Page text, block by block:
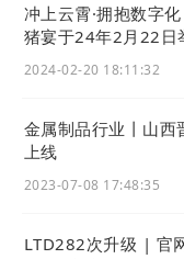
冲上云霄·拥抱数字
猪宴于24年2月22日
2024-02-20 18:11:32
金属制品行业丨山西
上线
2023-07-08 17:48:35
LTD282次升级 | 官